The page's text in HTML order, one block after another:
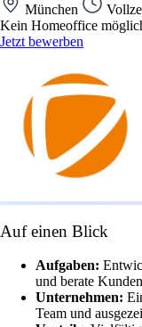
München
Kein Homeoffice
Jetzt bewerben
Auf einen Blick
Aufgaben:
und berate
Unternehmen:
Team und